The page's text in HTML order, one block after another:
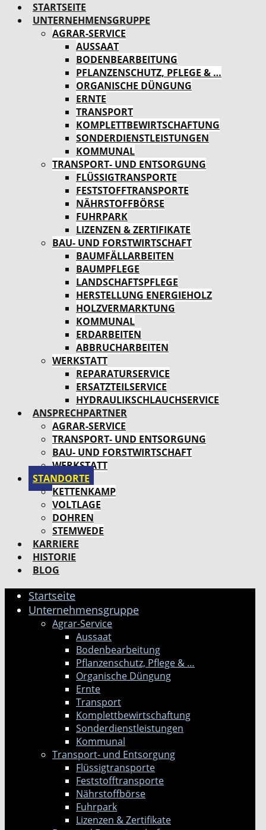
STARTSEITE
UNTERNEHMENSGRUPPE
AGRAR-SERVICE
AUSSAAT
BODENBEARBEITUNG
PFLANZENSCHUTZ, PFLEGE & …
ORGANISCHE DÜNGUNG
ERNTE
TRANSPORT
KOMPLETTBEWIRTSCHAFTUNG
SONDERDIENSTLEISTUNGEN
KOMMUNAL
TRANSPORT- UND ENTSORGUNG
FLÜSSIGTRANSPORTE
FESTSTOFFTRANSPORTE
NÄHRSTOFFBÖRSE
FUHRPARK
LIZENZEN & ZERTIFIKATE
BAU- UND FORSTWIRTSCHAFT
BAUMFÄLLARBEITEN
BAUMPFLEGE
LANDSCHAFTSPFLEGE
HERSTELLUNG ENERGIEHOLZ
HOLZVERMARKTUNG
KOMMUNAL
ERDARBEITEN
ABBRUCHARBEITEN
WERKSTATT
REPARATURSERVICE
ERSATZTEILSERVICE
HYDRAULIKSCHLAUCHSERVICE
ANSPRECHPARTNER
AGRAR-SERVICE
TRANSPORT- UND ENTSORGUNG
BAU- UND FORSTWIRTSCHAFT
WERKSTATT
STANDORTE
KETTENKAMP
VOLTLAGE
DOHREN
STEMWEDE
KARRIERE
HISTORIE
BLOG
Startseite
Unternehmensgruppe
Agrar-Service
Aussaat
Bodenbearbeitung
Pflanzenschutz, Pflege & …
Organische Düngung
Ernte
Transport
Komplettbewirtschaftung
Sonderdienstleistungen
Kommunal
Transport- und Entsorgung
Flüssigtransporte
Feststofftransporte
Nährstoffbörse
Fuhrpark
Lizenzen & Zertifikate